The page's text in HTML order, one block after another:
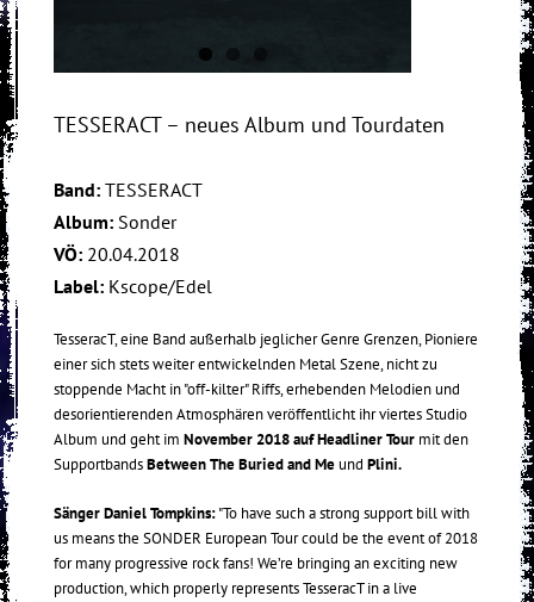
TESSERACT – neues Album und Tourdaten
Band: TESSERACT
Album: Sonder
VÖ: 20.04.2018
Label: Kscope/Edel
TesseracT, eine Band außerhalb jeglicher Genre Grenzen, Pioniere
einer sich stets weiter entwickelnden Metal Szene, nicht zu
stoppende Macht in "off-kilter" Riffs, erhebenden Melodien und
desorientierenden Atmosphären veröffentlicht ihr viertes Studio
Album und geht im November 2018 auf Headliner Tour mit den
SupportbandsBetween The Buried and Meund Plini.
Sänger Daniel Tompkins:"To have such a strong support bill with
us means the SONDER European Tour could be the event of 2018
for many progressive rock fans! We’re bringing an exciting new
production, which properly represents TesseracT in a live